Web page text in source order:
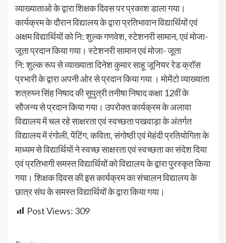
व्याख्याताओ के द्वारा शिक्षक दिवस पर प्रकाश डाला गया।
कार्यक्रम के दौरान विद्यालय के द्वारा प्रतिभावान विद्यार्थियों एवं
अक्षम विद्यार्थियों को नि: शुल्क गणवेश, स्टेशनरी सामान, एवं मोजा-
जूता प्रदान किया गया। स्टेशनरी सामान एवं मोजा- जूता
नि: शुल्क रूप से व्याख्याता दिनेश कुमार साहू जूनियर रेड क्रॉस
प्रभारी के द्वारा अपनी ओर से प्रदान किया गया । मोमेंटो व्याख्याता
शत्रुघ्न सिंह निषाद की सुपुत्री तनीषा निषाद कक्षा 12वीं के
सौजन्य से प्रदान किया गया। उपरोक्त कार्यक्रम के अलावा
विद्यालय में चल रहे साक्षरता एवं स्वच्छता पखवाड़ा के अंतर्गत
विद्यालय में रंगोली, पेंटिंग, कविता, संगोष्ठी एवं मेहंदी प्रतियोगिता के
माध्यम से विद्यार्थियों ने स्वच्छ साक्षरता एवं स्वच्छता का संदेश दिया
एवं प्रतिभागी समस्त विद्यार्थियों को विद्यालय के द्वारा पुरस्कृत किया
गया। शिक्षक दिवस की इस कार्यक्रम का संचालन विद्यालय के
छात्र संघ के समस्त विद्यार्थियों के द्वारा किया गया।
Post Views: 309